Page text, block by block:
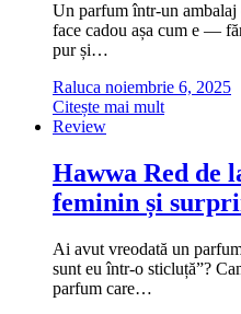
Un parfum într-un ambalaj
face cadou așa cum e —
pur și…
Raluca noiembrie 6, 2025
Citește mai mult
Review
Hawwa Red de
feminin și
Ai avut vreodată un
sunt eu într-o sticluță”?
parfum care…